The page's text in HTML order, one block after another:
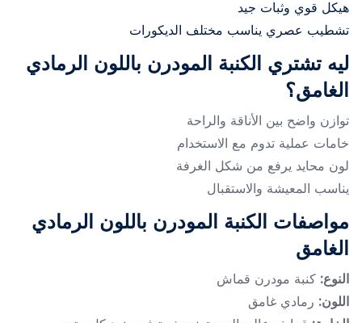
هيكل قوي وثبات جيد
تشطيب عصري يناسب مختلف الديكورات
ليه تشتري الكنبة المودرن باللون الرمادي
الغامق؟
توازن واضح بين الأناقة والراحة
خامات عملية تدوم مع الاستخدام
لون محايد يرفع من شكل الغرفة
يناسب المعيشة والاستقبال
مواصفات الكنبة المودرن باللون الرمادي
الغامق
النوع: كنبة مودرن قماش
اللون: رمادي غامق